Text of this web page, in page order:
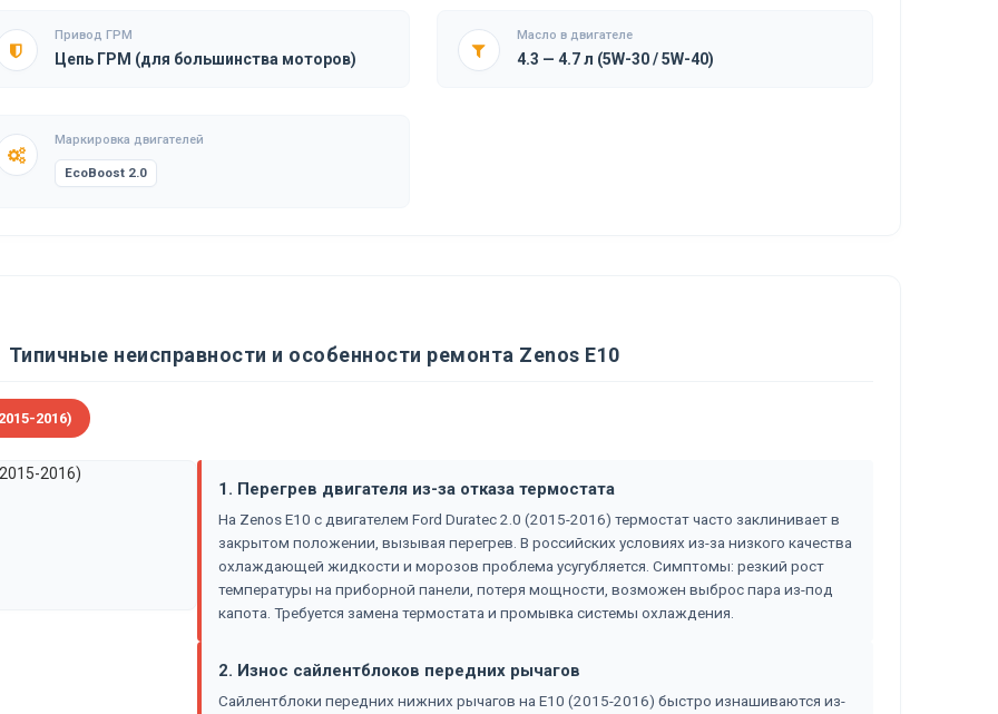
Привод ГРМ
Цепь ГРМ (для большинства моторов)
Масло в двигателе
4.3 — 4.7 л (5W-30 / 5W-40)
Маркировка двигателей
EcoBoost 2.0
Типичные неисправности и особенности ремонта Zenos E10
2016)
1. Перегрев двигателя из-за отказа термостата
На Zenos E10 с двигателем Ford Duratec 2.0 (2015-2016) термостат часто заклинивает в
закрытом положении, вызывая перегрев. В российских условиях из-за низкого качества
охлаждающей жидкости и морозов проблема усугубляется. Симптомы: резкий рост
температуры на приборной панели, потеря мощности, возможен выброс пара из-под
капота. Требуется замена термостата и промывка системы охлаждения.
2. Износ сайлентблоков передних рычагов
Сайлентблоки передних нижних рычагов на E10 (2015-2016) быстро изнашиваются из-